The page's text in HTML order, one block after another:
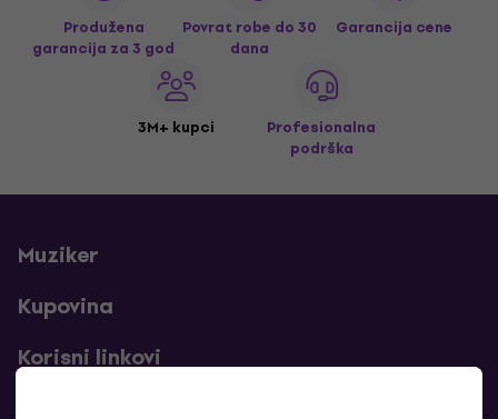
Produžena
garancija za 3 god
Povrat robe do 30
dana
Garancija cene
3M+ kupci
Profesionalna
podrška
Muziker
Kupovina
Korisni linkovi